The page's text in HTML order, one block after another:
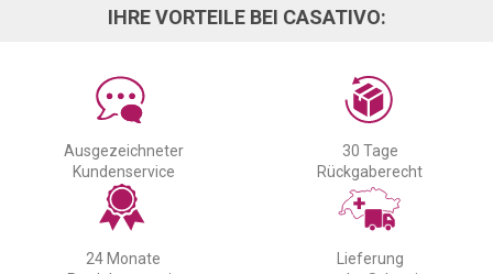
IHRE VORTEILE BEI CASATIVO:
Ausgezeichneter
Kundenservice
30 Tage
Rückgaberecht
24 Monate
Lieferung